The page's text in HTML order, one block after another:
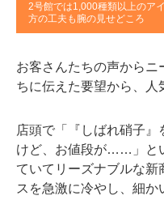
2号館では1,000種類以上のア
方の工夫も腕の見せどころ
お客さんたちの声からニ
ちに伝えた要望から、人
店頭で「『しばれ硝子
けど、お値段が……」と
ていてリーズナブルな新
スを急激に冷やし、細か